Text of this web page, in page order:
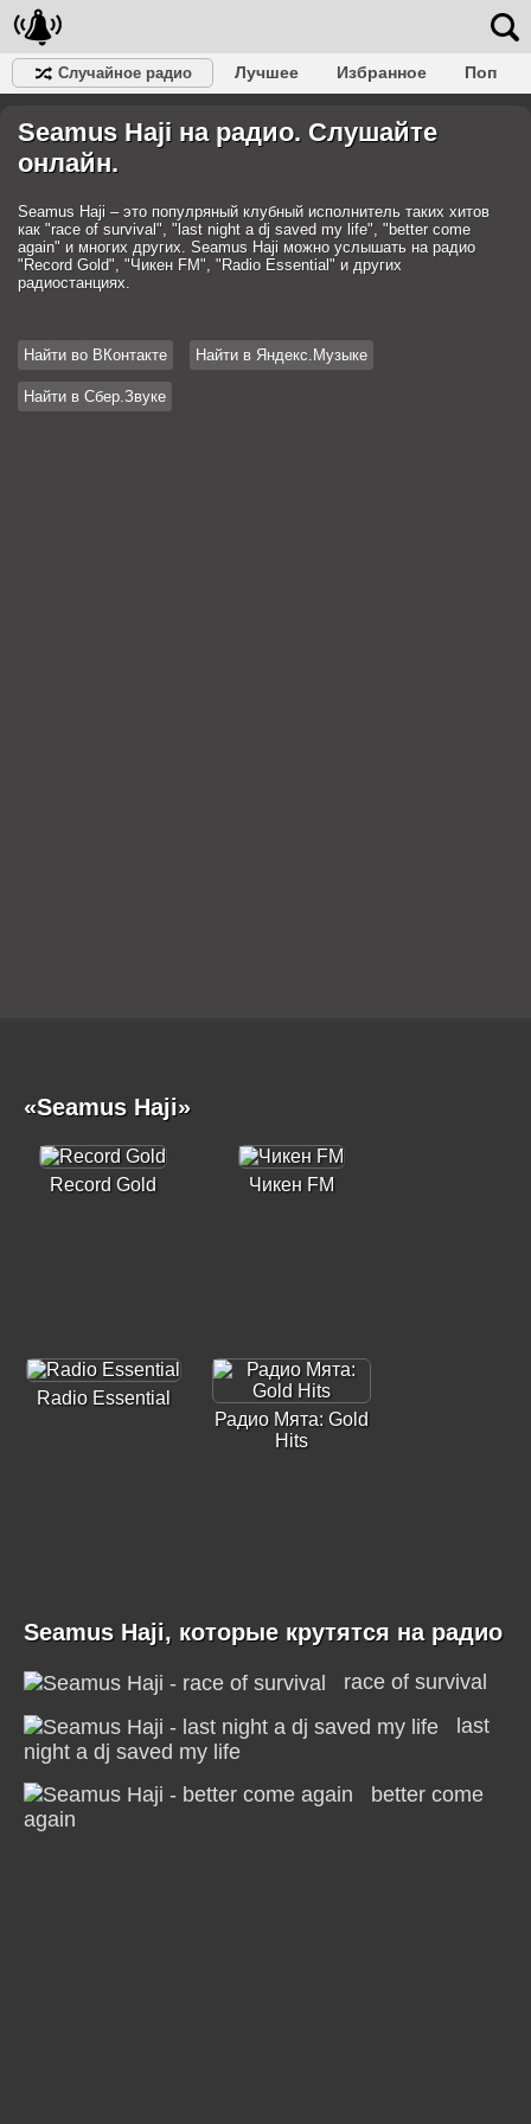
Случайное радио Лучшее Избранное
Поп
Разговорное
Рэп Транс Дип-хаус
Фолк
Джаз
Детское
Seamus Haji на радио. Слушайте
онлайн.
Seamus Haji – это популряный клубный исполнитель таких хитов
как "race of survival", "last night a dj saved my life", "better come
again" и многих других. Seamus Haji можно услышать на радио
"Record Gold", "Чикен FM", "Radio Essential" и других
радиостанциях.
Найти во ВКонтакте Найти в Яндекс.Музыке
Найти в Сбер.Звуке
«Seamus Haji»
Record Gold Чикен FM
Radio Essential
Радио Мята: Gold
Hits
Seamus Haji, которые крутятся на радио
race of survival
last
night a dj saved my life
better come
again